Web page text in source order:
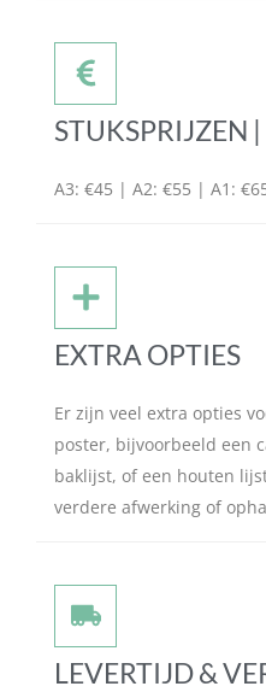
STUKSPRIJZEN
A3: €45 | A2: €55 | A1:
EXTRA OPTIES
Er zijn veel extra opties
poster, bijvoorbeeld een
baklijst, of een houten
verdere afwerking of
LEVERTIJD &